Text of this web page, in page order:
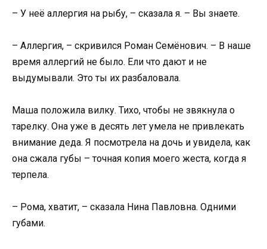
– У неё аллергия на рыбу, – сказала я. – Вы знаете.
– Аллергия, – скривился Роман Семёнович. – В наше
время аллергий не было. Ели что дают и не
выдумывали. Это ты их разбаловала.
Маша положила вилку. Тихо, чтобы не звякнула о
тарелку. Она уже в десять лет умела не привлекать
внимание деда. Я посмотрела на дочь и увидела, как
она сжала губы – точная копия моего жеста, когда я
терпела.
– Рома, хватит, – сказала Нина Павловна. Одними
губами.